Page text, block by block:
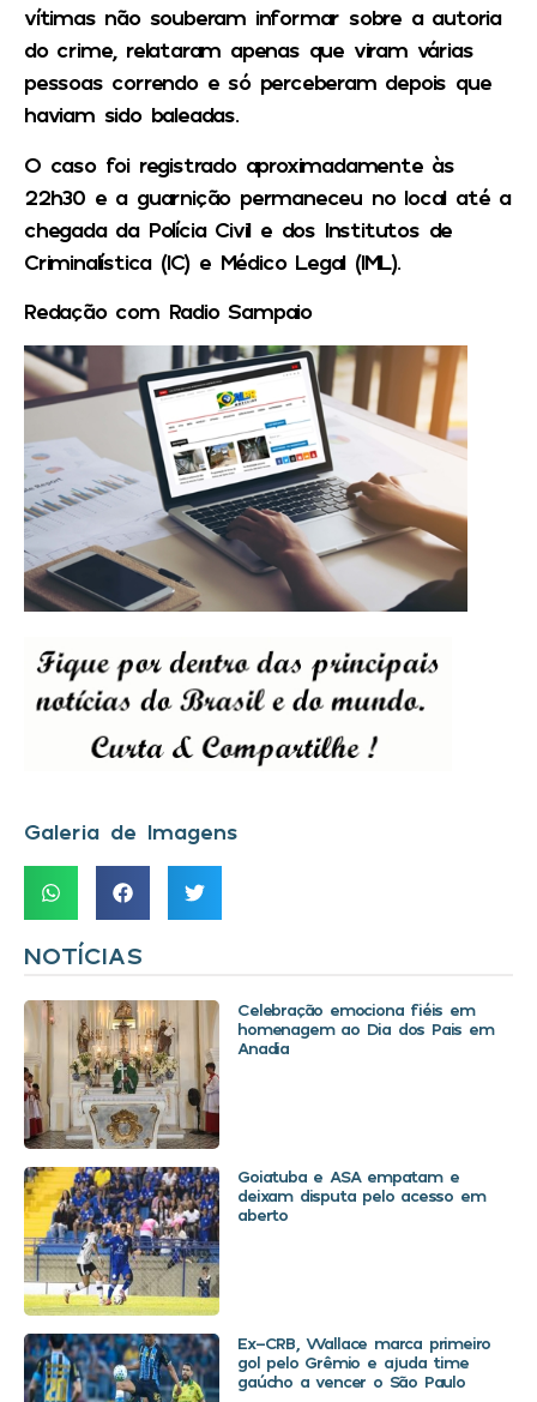
vítimas não souberam informar sobre a autoria
do crime, relataram apenas que viram várias
pessoas correndo e só perceberam depois que
haviam sido baleadas.
O caso foi registrado aproximadamente às
22h30 e a guarnição permaneceu no local até a
chegada da Polícia Civil e dos Institutos de
Criminalística (IC) e Médico Legal (IML).
Redação com Radio Sampaio
Galeria de Imagens
NOTÍCIAS
Celebração emociona fiéis em
homenagem ao Dia dos Pais em
Anadia
Goiatuba e ASA empatam e
deixam disputa pelo acesso em
aberto
Ex-CRB, Wallace marca primeiro
gol pelo Grêmio e ajuda time
gaúcho a vencer o São Paulo